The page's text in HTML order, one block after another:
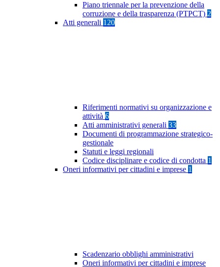
Piano triennale per la prevenzione della
corruzione e della trasparenza (PTPCT) 2
Atti generali 120
Riferimenti normativi su organizzazione e
attività 6
Atti amministrativi generali 33
Documenti di programmazione strategico-
gestionale
Statuti e leggi regionali
Codice disciplinare e codice di condotta 1
Oneri informativi per cittadini e imprese 1
Scadenzario obblighi amministrativi
Oneri informativi per cittadini e imprese